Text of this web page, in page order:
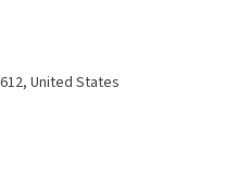
United States